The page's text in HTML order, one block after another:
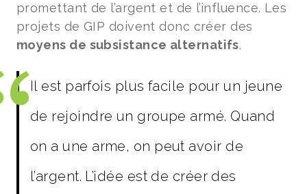
promettant de l’argent et de l’influence. Les
projets de GIP doivent donc créer des
moyens de subsistance alternatifs.
Il est parfois plus facile pour un jeune
de rejoindre un groupe armé. Quand
on a une arme, on peut avoir de
l’argent. L’idée est de créer des